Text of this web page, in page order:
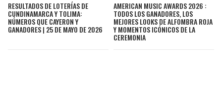
RESULTADOS DE LOTERÍAS DE
CUNDINAMARCA Y TOLIMA:
NÚMEROS QUE CAYERON Y
GANADORES | 25 DE MAYO DE 2026
AMERICAN MUSIC AWARDS 2026 :
TODOS LOS GANADORES, LOS
MEJORES LOOKS DE ALFOMBRA ROJA
Y MOMENTOS ICÓNICOS DE LA
CEREMONIA